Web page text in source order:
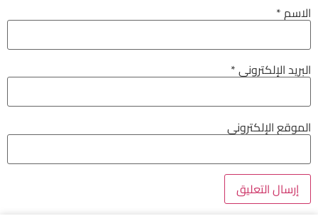
الاسم*
البريد الإلكتروني*
الموقع الإلكتروني